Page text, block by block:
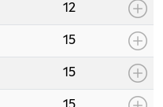
12
15
15